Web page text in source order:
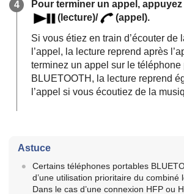
Pour terminer un appel,
(lecture)/
(appel).
Si vous étiez en train d’écouter de
l’appel, la lecture reprend après
terminez un appel sur le téléphone
BLUETOOTH, la lecture reprend
l’appel si vous écoutiez de la
Astuce
Certains téléphones portables
d’une utilisation prioritaire du combiné
Dans le cas d’une connexion HFP ou